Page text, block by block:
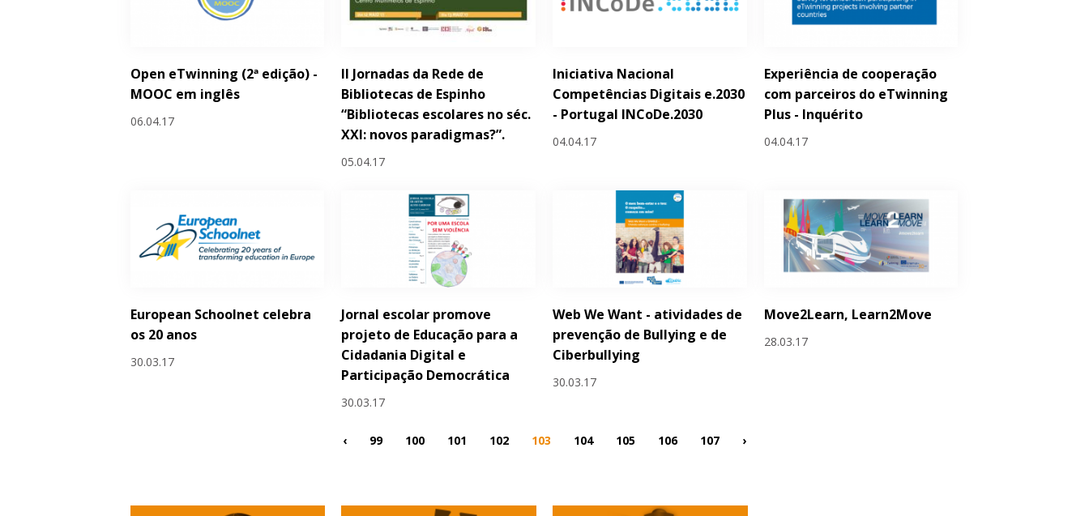
Open eTwinning (2ª edição) -
MOOC em inglês
06.04.17
II Jornadas da Rede de
Bibliotecas de Espinho
“Bibliotecas escolares no séc.
XXI: novos paradigmas?”.
05.04.17
Iniciativa Nacional
Competências Digitais e.2030
- Portugal INCoDe.2030
04.04.17
Experiência de cooperação
com parceiros do eTwinning
Plus - Inquérito
04.04.17
European Schoolnet celebra
os 20 anos
30.03.17
Jornal escolar promove
projeto de Educação para a
Cidadania Digital e
Participação Democrática
30.03.17
Web We Want - atividades de
prevenção de Bullying e de
Ciberbullying
30.03.17
Move2Learn, Learn2Move
28.03.17
‹ 99 100 101 102 103 104 105 106 107 ›